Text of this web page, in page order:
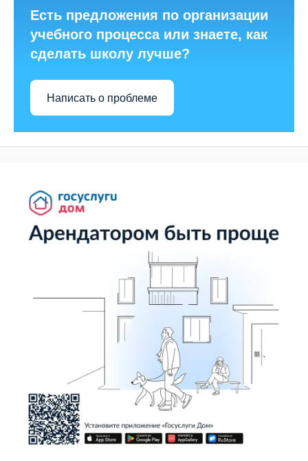
Есть предложения по организации
учебного процесса или знаете, как
сделать школу лучше?
Написать о проблеме